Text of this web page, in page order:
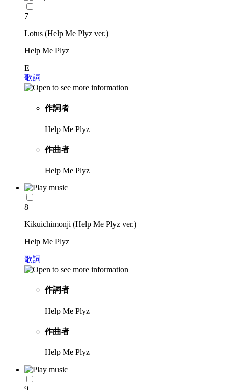
7
Lotus (Help Me Plyz ver.)
Help Me Plyz
E
歌詞
作詞者
Help Me Plyz
作曲者
Help Me Plyz
8
Kikuichimonji (Help Me Plyz ver.)
Help Me Plyz
歌詞
作詞者
Help Me Plyz
作曲者
Help Me Plyz